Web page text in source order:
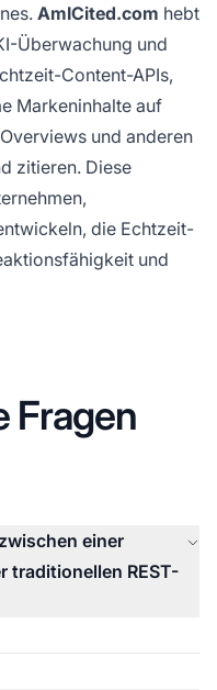
AmICited.com hebt
Überwachung und
Content-APIs,
Markeninhalte auf
und anderen
zitieren. Diese
die Echtzeit-
und
Fragen
einer
traditionellen REST-